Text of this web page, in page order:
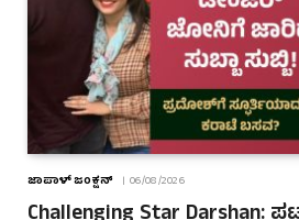
ಜಾಪಾಳ್ ಜಂಕ್ಷನ್ 06/08/2026